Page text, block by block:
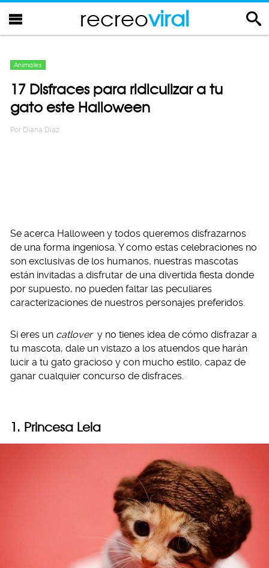
recreoviral
Animales
17 Disfraces para ridiculizar a tu
gato este Halloween
Por Diana Diaz
Se acerca Halloween y todos queremos disfrazarnos
de una forma ingeniosa. Y como estas celebraciones no
son exclusivas de los humanos, nuestras mascotas
están invitadas a disfrutar de una divertida fiesta donde
por supuesto, no pueden faltar las peculiares
caracterizaciones de nuestros personajes preferidos.
Si eres un catlover y no tienes idea de cómo disfrazar a
tu mascota, dale un vistazo a los atuendos que harán
lucir a tu gato gracioso y con mucho estilo, capaz de
ganar cualquier concurso de disfraces.
1. Princesa Leia